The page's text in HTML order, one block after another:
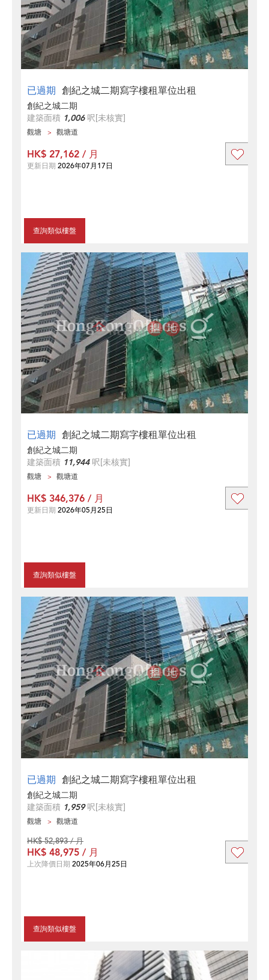
已過期 創紀之城二期寫字樓租單位出租
創紀之城二期
建築面積 1,006呎[未核實]
觀塘 觀塘道
查詢類似樓盤
HK$ 27,162 / 月
更新日期 2026年07月17日
已過期 創紀之城二期寫字樓租單位出租
創紀之城二期
建築面積 11,944呎[未核實]
觀塘 觀塘道
查詢類似樓盤
HK$ 346,376 / 月
更新日期 2026年05月25日
已過期 創紀之城二期寫字樓租單位出租
創紀之城二期
建築面積 1,959呎[未核實]
觀塘 觀塘道
查詢類似樓盤
HK$ 52,893 / 月
HK$ 48,975 / 月
上次降價日期 2025年06月25日